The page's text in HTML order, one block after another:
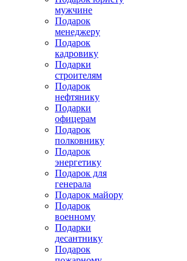
мужчине
Подарок
менеджеру
Подарок
кадровику
Подарки
строителям
Подарок
нефтянику
Подарки
офицерам
Подарок
полковнику
Подарок
энергетику
Подарок для
генерала
Подарок майору
Подарок
военному
Подарки
десантнику
Подарок